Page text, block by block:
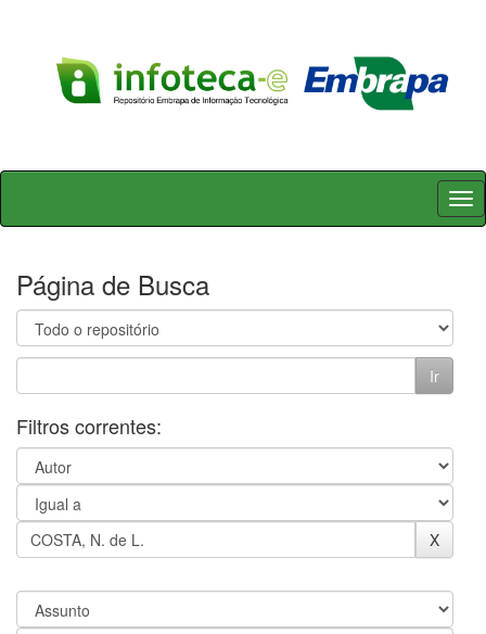
Skip
Página de Busca
Filtros correntes: